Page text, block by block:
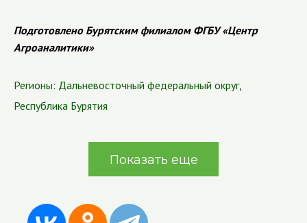
Подготовлено Бурятским филиалом ФГБУ «Центр
Агроаналитики»
Регионы: Дальневосточный федеральный округ,
Республика Бурятия
Показать еще